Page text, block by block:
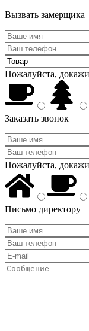
Вызвать замерщика
Пожалуйста,
Заказать звонок
Пожалуйста,
Письмо директору